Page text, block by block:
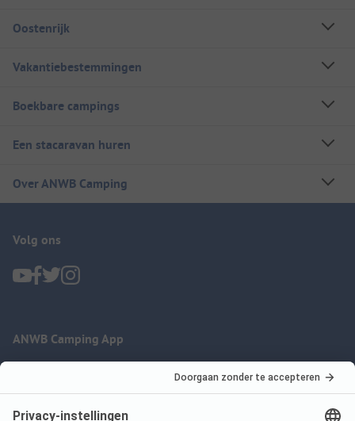
Oostenrijk
Vakantiebestemmingen
Boekbare campings
Een stacaravan huren
Over ANWB Camping
Volg ons
ANWB Camping App